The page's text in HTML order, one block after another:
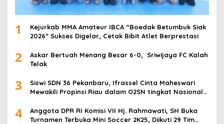
1
Kejurkab MMA Amateur IBCA “Boedak Betumbuk Siak
2026” Sukses Digelar, Cetak Bibit Atlet Berprestasi
2
Askar Bertuah Menang Besar 6-0, Sriwijaya FC Kalah
Telak
3
Siswi SDN 36 Pekanbaru, Ifrassel Cinta Maheswari
Mewakili Propinsi Riau dalam O2SN tingkat Nasional
4
Anggota DPR RI Komisi VII Hj. Rahmawati, SH Buka
Turnamen Terbuka Mini Soccer 2K25, Diikuti 29 Tim